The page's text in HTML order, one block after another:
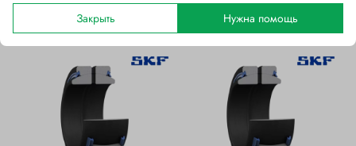
Закрыть Нужна помощь